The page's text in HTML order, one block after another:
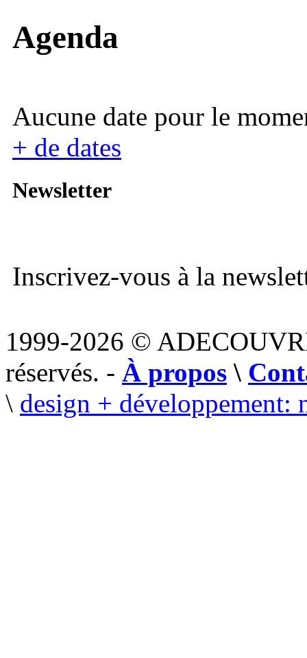
Agenda
Aucune date pour le
+ de dates
Newsletter
Inscrivez-vous à la
1999-2026 ©
réservés. - À propos \
\ design + développement: